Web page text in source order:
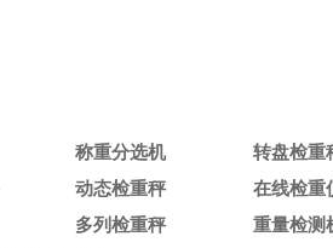
称重分选机 转盘检重
动态检重秤 在线检重
多列检重秤 重量检测